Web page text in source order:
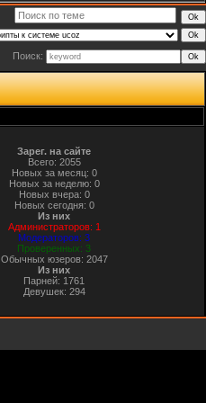
Поиск:
Зарег. на сайте
Всего: 2055
Новых за месяц: 0
Новых за неделю: 0
Новых вчера: 0
Новых сегодня: 0
Из них
Администраторов: 1
Модераторов: 3
Проверенных: 3
Обычных юзеров: 2047
Из них
Парней: 1761
Девушек: 294